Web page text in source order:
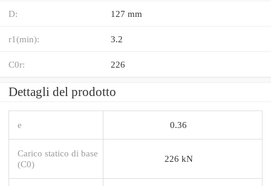
D: 127 mm
r1(min): 3.2
C0r: 226
Dettagli del prodotto
e 0.36
Carico statico di base
(C0)
226 kN